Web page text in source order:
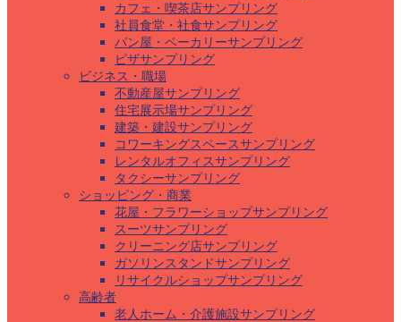
カフェ・喫茶店サンプリング
社員食堂・社食サンプリング
パン屋・ベーカリーサンプリング
ピザサンプリング
ビジネス・職場
不動産屋サンプリング
住宅展示場サンプリング
建築・建設サンプリング
コワーキングスペースサンプリング
レンタルオフィスサンプリング
タクシーサンプリング
ショッピング・商業
花屋・フラワーショップサンプリング
スーツサンプリング
クリーニング店サンプリング
ガソリンスタンドサンプリング
リサイクルショップサンプリング
高齢者
老人ホーム・介護施設サンプリング